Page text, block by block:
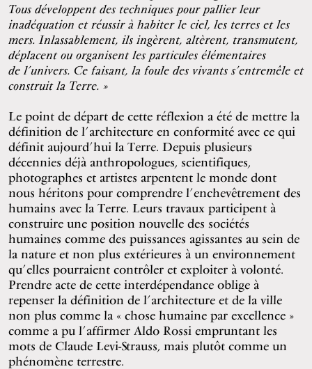
Tous développent des techniques pour pallier leur
inadéquation et réussir à habiter le ciel, les terres et les
mers. Inlassablement, ils ingèrent, altèrent, transmutent,
déplacent ou organisent les particules élémentaires
de l’univers. Ce faisant, la foule des vivants s’entremêle et
construit la Terre. »
Le point de départ de cette réflexion a été de mettre la
définition de l’architecture en conformité avec ce qui
définit aujourd’hui la Terre. Depuis plusieurs
décennies déjà anthropologues, scientifiques,
photographes et artistes arpentent le monde dont
nous héritons pour comprendre l’enchevêtrement des
humains avec la Terre. Leurs travaux participent à
construire une position nouvelle des sociétés
humaines comme des puissances agissantes au sein de
la nature et non plus extérieures à un environnement
qu’elles pourraient contrôler et exploiter à volonté.
Prendre acte de cette interdépendance oblige à
repenser la définition de l’architecture et de la ville
non plus comme la « chose humaine par excellence »
comme a pu l’affirmer Aldo Rossi empruntant les
mots de Claude Levi-Strauss, mais plutôt comme un
phénomène terrestre.